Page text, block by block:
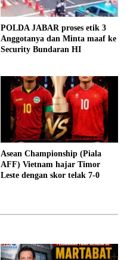
POLDA JABAR proses etik 3
Anggotanya dan Minta maaf ke
Security Bundaran HI
Asean Championship (Piala
AFF) Vietnam hajar Timor
Leste dengan skor telak 7-0